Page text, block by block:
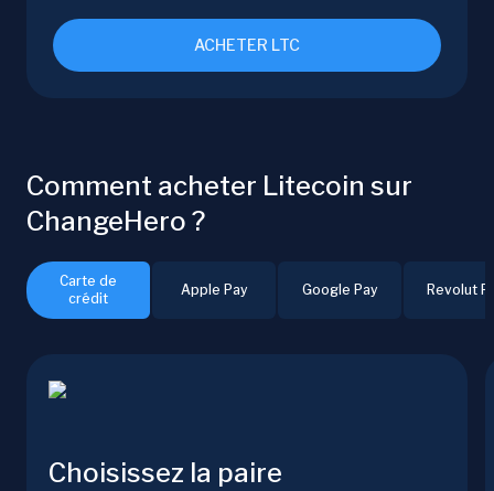
ACHETER LTC
Comment acheter Litecoin sur
ChangeHero ?
Carte de
crédit
Apple Pay Google Pay Revolut
Choisissez la paire